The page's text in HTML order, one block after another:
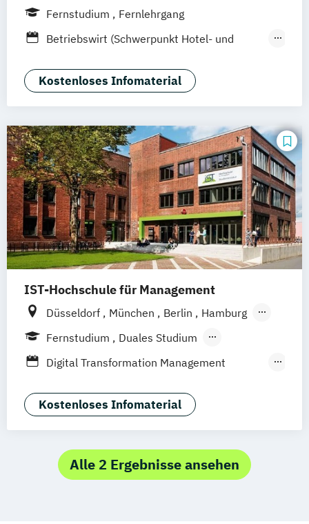
Hamburg
Hannover Köln
Mannheim
Wertheim Wien
Frankfurt am Main Hamm Zürich
Fernstudium
Fernlehrgang
Betriebswirt (Schwerpunkt Hotel- und
Betriebswirtschaft und Hotelmanagement
Kostenloses Infomaterial
IST-Hochschule für Management
Düsseldorf München Berlin
Hamburg
Weil am Rhein
Frankfurt am Main
Fernstudium
Duales Studium
Fernlehrgang
Digital Transformation Management
Hotelmanagement)
Hospitality Controlling & Hotel Asset
Hotel- und Tourismusmarketing
Hotelmarketing Hotelökonom
Kostenloses Infomaterial
Alle 2 Ergebnisse ansehen